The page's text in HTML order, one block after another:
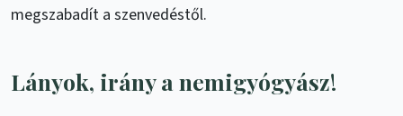
megszabadít a szenvedéstől.
Lányok, irány a nemigyógyász!